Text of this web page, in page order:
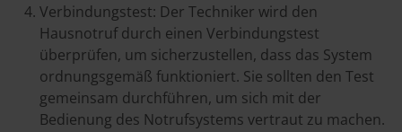
Verbindungstest: Der Techniker wird den
Hausnotruf durch einen Verbindungstest
überprüfen, um sicherzustellen, dass das System
ordnungsgemäß funktioniert. Sie sollten den Test
gemeinsam durchführen, um sich mit der
Bedienung des Notrufsystems vertraut zu machen.